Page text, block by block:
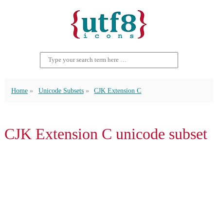
Home Unicode Subsets CJK Extension C
CJK Extension C unicode subset